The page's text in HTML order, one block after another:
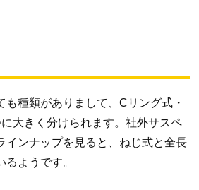
も種類がありまして、Cリング式・
大きく分けられます。社外サスペ
インナップを見ると、ねじ式と全長
ようです。